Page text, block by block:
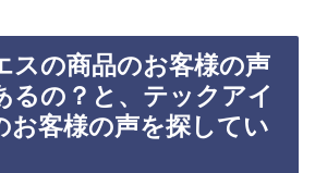
スの商品のお客様の声
るの？と、テックアイ
お客様の声を探してい